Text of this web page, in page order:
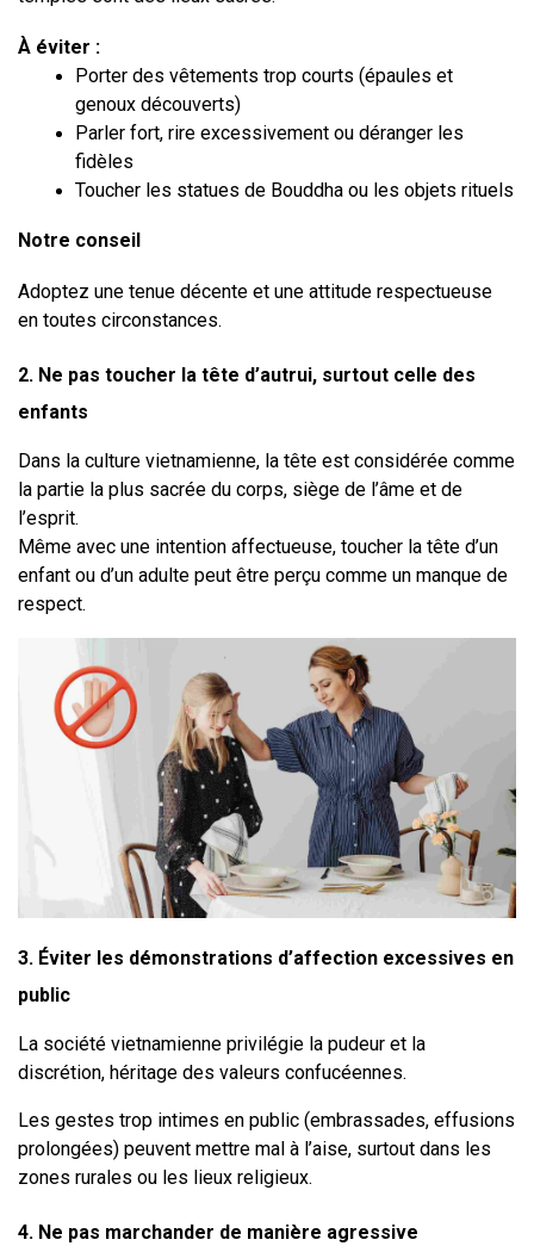
À éviter :
Porter des vêtements trop courts (épaules et
genoux découverts)
Parler fort, rire excessivement ou déranger les
fidèles
Toucher les statues de Bouddha ou les objets rituels
Notre conseil
Adoptez une tenue décente et une attitude respectueuse
en toutes circonstances.
2. Ne pas toucher la tête d’autrui, surtout celle des
enfants
Dans la culture vietnamienne, la tête est considérée comme
la partie la plus sacrée du corps, siège de l’âme et de
l’esprit.
Même avec une intention affectueuse, toucher la tête d’un
enfant ou d’un adulte peut être perçu comme un manque de
respect.
3. Éviter les démonstrations d’affection excessives en
public
La société vietnamienne privilégie la pudeur et la
discrétion, héritage des valeurs confucéennes.
Les gestes trop intimes en public (embrassades, effusions
prolongées) peuvent mettre mal à l’aise, surtout dans les
zones rurales ou les lieux religieux.
4. Ne pas marchander de manière agressive